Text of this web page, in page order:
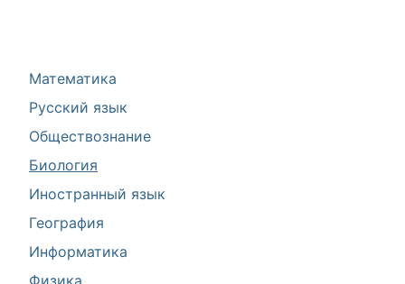
Математика
Русский язык
Обществознание
Биология
Иностранный язык
География
Информатика
Физика